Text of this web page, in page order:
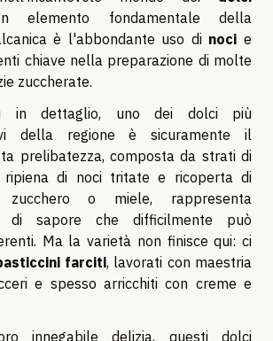
elemento fondamentale della
è l'abbondante uso di noci e
chiave nella preparazione di molte
zuccherate.
in dettaglio, uno dei dolci più
della regione è sicuramente il
prelibatezza, composta da strati di
ripiena di noci tritate e ricoperta di
o miele, rappresenta
di sapore che difficilmente può
Ma la varietà non finisce qui: ci
farciti, lavorati con maestria
e spesso arricchiti con creme e
innegabile delizia, questi dolci